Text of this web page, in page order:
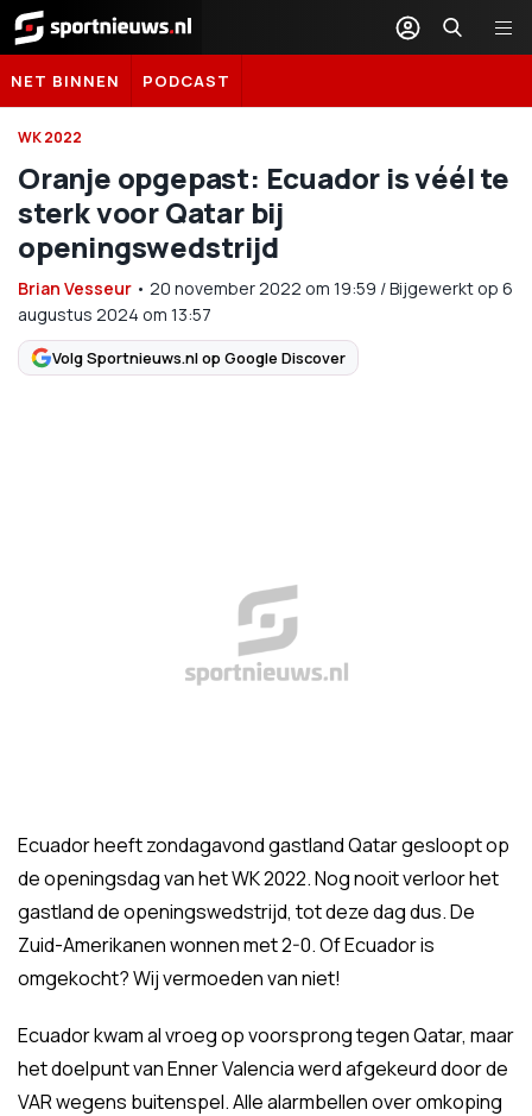
Sportnieuws.nl
NET BINNEN PODCAST
WK 2022
Oranje opgepast: Ecuador is véél te
sterk voor Qatar bij
openingswedstrijd
Brian Vesseur • 20 november 2022 om 19:59 /Bijgewerkt op 6
augustus 2024 om 13:57
Volg Sportnieuws.nl op Google Discover
Ecuador heeft zondagavond gastland Qatar gesloopt op
de openingsdag van het WK 2022. Nog nooit verloor het
gastland de openingswedstrijd, tot deze dag dus. De
Zuid-Amerikanen wonnen met 2-0. Of Ecuador is
omgekocht? Wij vermoeden van niet!
Ecuador kwam al vroeg op voorsprong tegen Qatar, maar
het doelpunt van Enner Valencia werd afgekeurd door de
VAR wegens buitenspel. Alle alarmbellen over omkoping